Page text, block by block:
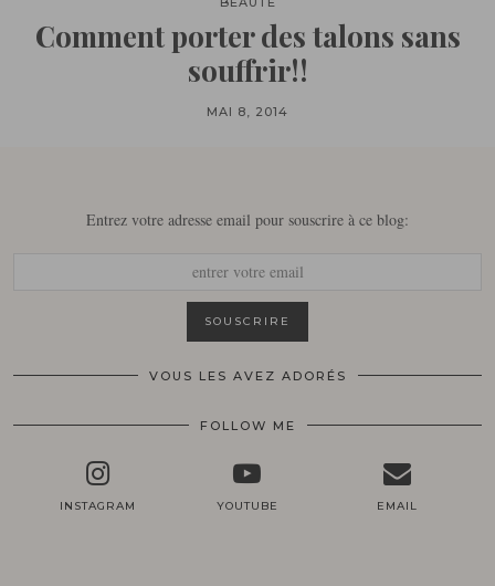
Comment porter des talons sans
souffrir!!
MAI 8, 2014
Entrez votre adresse email pour souscrire à ce blog:
VOUS LES AVEZ ADORÉS
FOLLOW ME
INSTAGRAM YOUTUBE EMAIL